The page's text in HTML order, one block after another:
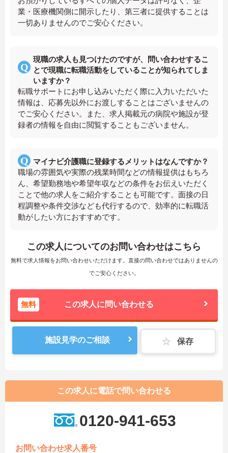
業・医療機関側に開示したり、第三者に提供することは
一切ありませんのでご安心ください。
現職の求人も見つけたのですが、問い合わせするこ
とで現職に転職活動をしていることが知られてしま
いますか？
転職サポートにお申し込みいただく際に入力いただいた
情報は、応募先以外にお渡しすることはございませんの
でご安心ください。また、求人掲載元の病院や施設が登
録者の情報を自由に閲覧することもございません。
マイナビ介護職に登録するメリットはなんですか？
職場の雰囲気や実際の残業時間などの情報提供はもちろ
ん、希望勤務地や希望年収などの条件をお伝えいただく
ことで他の求人をご紹介することも可能です。面接の日
程調整や条件交渉なども代行するので、効率的に転職活
動がしたい方におすすめです。
この求人についてのお問い合わせはこちら
無料で求人情報をお問い合わせいただけます。直接の問い合わせではありませんの
でご安心ください。
無料 この求人に問い合わせる
施設見学のご相談 保存
この求人に電話で問い合わせる
0120-941-653
お問い合わせ求人番号